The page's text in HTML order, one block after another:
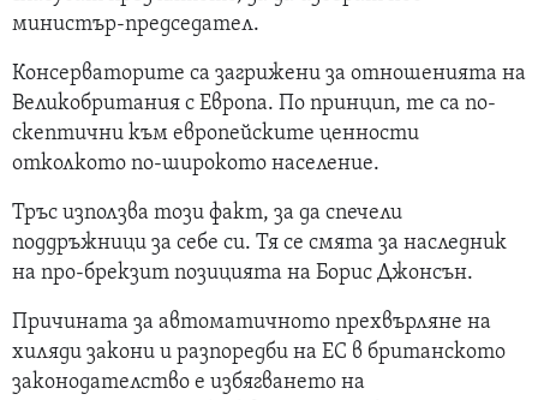
министър-председател.
Консерваторите са загрижени за отношенията на
Великобритания с Европа. По принцип, те са по-
скептични към европейските ценности
отколкото по-широкото население.
Тръс използва този факт, за да спечели
поддръжници за себе си. Тя се смята за наследник
на про-брекзит позицията на Борис Джонсън.
Причината за автоматичното прехвърляне на
хиляди закони и разпоредби на ЕС в британското
законодателство е избягването на